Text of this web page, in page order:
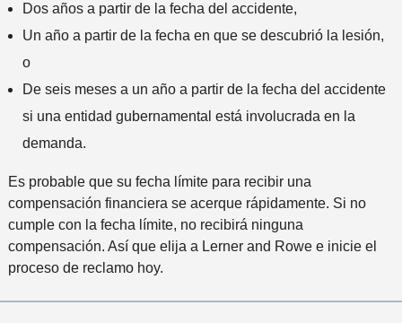
Dos años a partir de la fecha del accidente,
Un año a partir de la fecha en que se descubrió la lesión,
o
De seis meses a un año a partir de la fecha del accidente
si una entidad gubernamental está involucrada en la
demanda.
Es probable que su fecha límite para recibir una
compensación financiera se acerque rápidamente. Si no
cumple con la fecha límite, no recibirá ninguna
compensación. Así que elija a Lerner and Rowe e inicie el
proceso de reclamo hoy.